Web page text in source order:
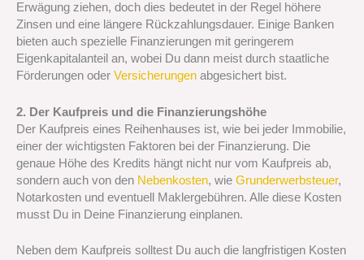
Erwägung ziehen, doch dies bedeutet in der Regel höhere
Zinsen und eine längere Rückzahlungsdauer. Einige Banken
bieten auch spezielle Finanzierungen mit geringerem
Eigenkapitalanteil an, wobei Du dann meist durch staatliche
Förderungen oder Versicherungen abgesichert bist.
2. Der Kaufpreis und die Finanzierungshöhe
Der Kaufpreis eines Reihenhauses ist, wie bei jeder Immobilie,
einer der wichtigsten Faktoren bei der Finanzierung. Die
genaue Höhe des Kredits hängt nicht nur vom Kaufpreis ab,
sondern auch von den Nebenkosten, wie Grunderwerbsteuer,
Notarkosten und eventuell Maklergebühren. Alle diese Kosten
musst Du in Deine Finanzierung einplanen.
Neben dem Kaufpreis solltest Du auch die langfristigen Kosten